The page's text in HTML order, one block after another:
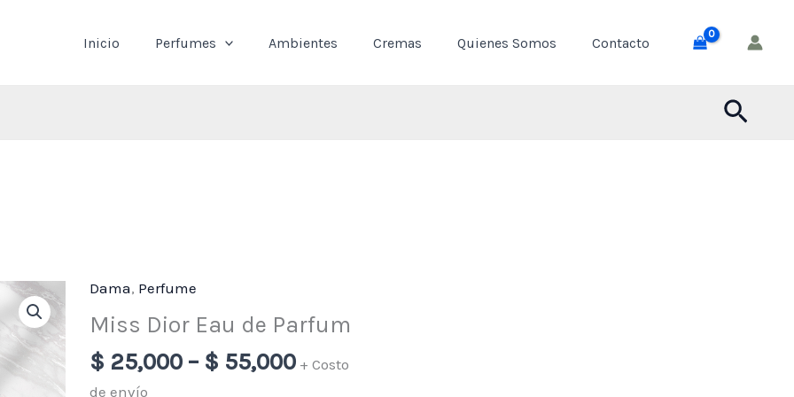
Inicio Perfumes Ambientes Cremas Quienes Somos Contacto
Dama, Perfume
Miss Dior Eau de Parfum
$ 25,000 – $ 55,000
range:
through
+ Costo
de envío
Miss
Dior
de
Parfum
$ 55,000